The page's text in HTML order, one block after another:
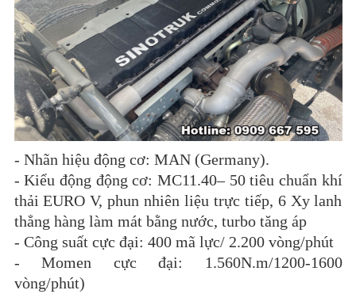
- Nhãn hiệu động cơ: MAN (Germany).
- Kiểu động động cơ: MC11.40– 50 tiêu chuẩn khí
thải EURO V, phun nhiên liệu trực tiếp, 6 Xy lanh
thẳng hàng làm mát bằng nước, turbo tăng áp
- Công suất cực đại: 400 mã lực/ 2.200 vòng/phút
-
Momen cực đại: 1.560N.m/1200-1600
vòng/phút)